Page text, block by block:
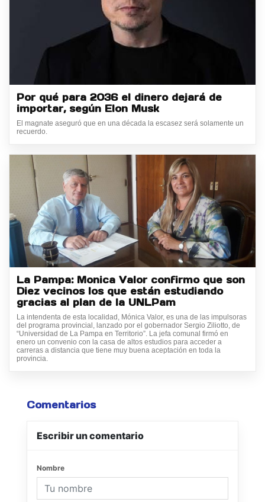
Por qué para 2036 el dinero dejará de
importar, según Elon Musk
El magnate aseguró que en una década la escasez será solamente un
recuerdo.
La Pampa: Monica Valor confirmo que son
Diez vecinos los que están estudiando
gracias al plan de la UNLPam
La intendenta de esta localidad, Mónica Valor, es una de las impulsoras
del programa provincial, lanzado por el gobernador Sergio Ziliotto, de
“Universidad de La Pampa en Territorio”. La jefa comunal firmó en
enero un convenio con la casa de altos estudios para acceder a
carreras a distancia que tiene muy buena aceptación en toda la
provincia.
Comentarios
Escribir un comentario
Nombre